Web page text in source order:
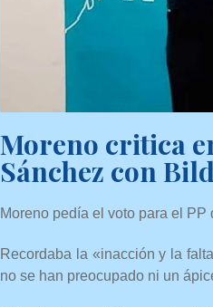
Moreno critica
Sánchez con
Moreno pedía el voto para el
Recordaba la «inacción y la
no se han preocupado ni un